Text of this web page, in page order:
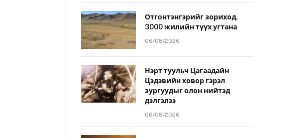
Отгонтэнгэрийг зориход,
3000 жилийн түүх угтана
06/08/2026
Нэрт туульч Цагаадайн
Цэдэвийн ховор гэрэл
зургуудыг олон нийтэд
дэлгэлээ
06/08/2026